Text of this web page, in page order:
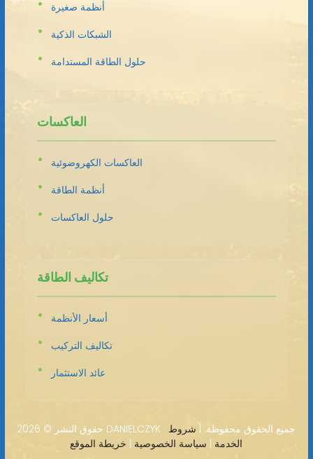
أنظمة صغيرة
الشبكات الذكية
حلول الطاقة المستدامة
العاكسات
العاكسات الكهروضوئية
أنظمة الطاقة
حلول العاكسات
تكاليف الطاقة
أسعار الأنظمة
تكاليف التركيب
عائد الاستثمار
حقوق النشر © 2026 DANIELCZYK · جميع الحقوق محفوظة. | شروط
الخدمة
سياسة الخصوصية خريطة الموقع